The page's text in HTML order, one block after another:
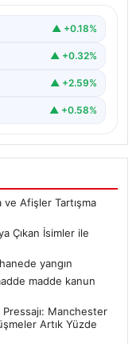
yaşamına
▲ +0.18%
▲ +0.32%
▲ +2.59%
▲ +0.58%
ve Afişler Tartışma
Çıkan İsimler ile
yangın
madde kanun
Manchester
Artık Yüzde